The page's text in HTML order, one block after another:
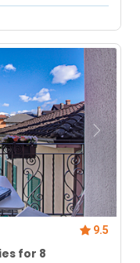
9.5
for 8